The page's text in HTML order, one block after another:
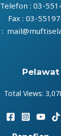
Telefon : 03-
Fax : 03-
:
Pelawat
Total Views: